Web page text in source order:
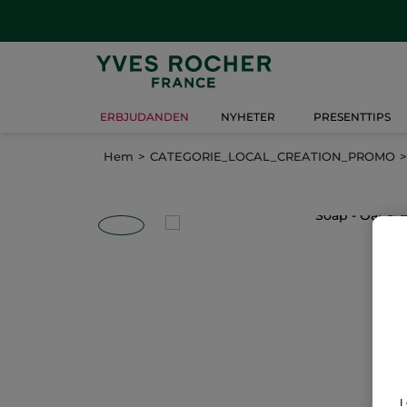
ERBJUDANDEN NYHETER PRESENTTIPS
Hem CATEGORIE_LOCAL_CREATION_PROMO
I